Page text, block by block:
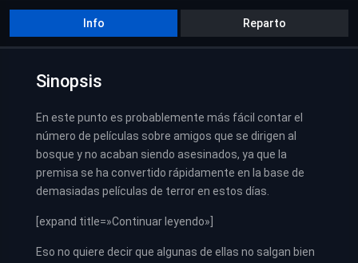
Info Reparto
Sinopsis
En este punto es probablemente más fácil contar el
número de películas sobre amigos que se dirigen al
bosque y no acaban siendo asesinados, ya que la
premisa se ha convertido rápidamente en la base de
demasiadas películas de terror en estos días.
[expand title=»Continuar leyendo»]
Eso no quiere decir que algunas de ellas no salgan bien